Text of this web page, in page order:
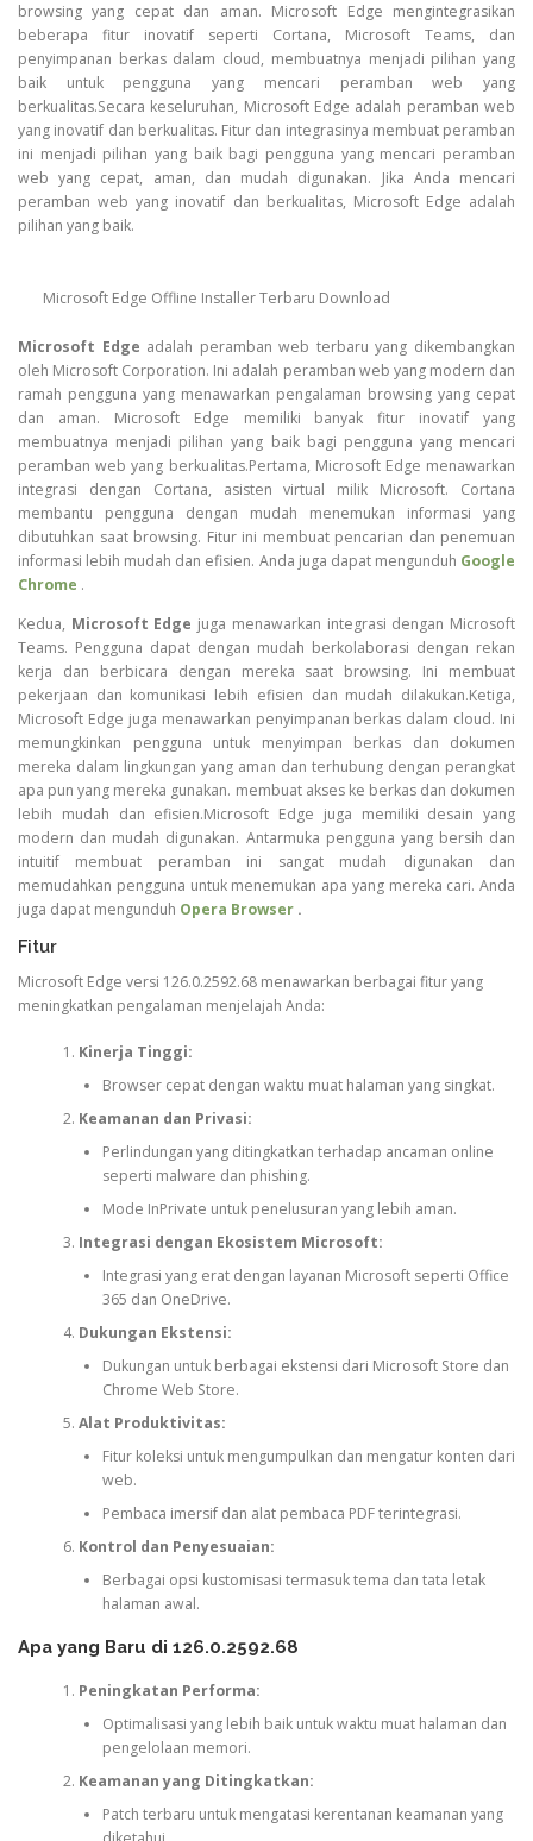
browsing yang cepat dan aman. Microsoft Edge mengintegrasikan
beberapa fitur inovatif seperti Cortana, Microsoft Teams, dan
penyimpanan berkas dalam cloud, membuatnya menjadi pilihan yang
baik untuk pengguna yang mencari peramban web yang
berkualitas.Secara keseluruhan, Microsoft Edge adalah peramban web
yang inovatif dan berkualitas. Fitur dan integrasinya membuat peramban
ini menjadi pilihan yang baik bagi pengguna yang mencari peramban
web yang cepat, aman, dan mudah digunakan. Jika Anda mencari
peramban web yang inovatif dan berkualitas, Microsoft Edge adalah
pilihan yang baik.
Microsoft Edge Offline Installer Terbaru Download
Microsoft Edge adalah peramban web terbaru yang dikembangkan
oleh Microsoft Corporation. Ini adalah peramban web yang modern dan
ramah pengguna yang menawarkan pengalaman browsing yang cepat
dan aman. Microsoft Edge memiliki banyak fitur inovatif yang
membuatnya menjadi pilihan yang baik bagi pengguna yang mencari
peramban web yang berkualitas.Pertama, Microsoft Edge menawarkan
integrasi dengan Cortana, asisten virtual milik Microsoft. Cortana
membantu pengguna dengan mudah menemukan informasi yang
dibutuhkan saat browsing. Fitur ini membuat pencarian dan penemuan
informasi lebih mudah dan efisien. Anda juga dapat mengunduh Google
Chrome .
Kedua, Microsoft Edge juga menawarkan integrasi dengan Microsoft
Teams. Pengguna dapat dengan mudah berkolaborasi dengan rekan
kerja dan berbicara dengan mereka saat browsing. Ini membuat
pekerjaan dan komunikasi lebih efisien dan mudah dilakukan.Ketiga,
Microsoft Edge juga menawarkan penyimpanan berkas dalam cloud. Ini
memungkinkan pengguna untuk menyimpan berkas dan dokumen
mereka dalam lingkungan yang aman dan terhubung dengan perangkat
apa pun yang mereka gunakan. membuat akses ke berkas dan dokumen
lebih mudah dan efisien.Microsoft Edge juga memiliki desain yang
modern dan mudah digunakan. Antarmuka pengguna yang bersih dan
intuitif membuat peramban ini sangat mudah digunakan dan
memudahkan pengguna untuk menemukan apa yang mereka cari. Anda
juga dapat mengunduh Opera Browser .
Fitur
Microsoft Edge versi 126.0.2592.68 menawarkan berbagai fitur yang
meningkatkan pengalaman menjelajah Anda:
Kinerja Tinggi:
Browser cepat dengan waktu muat halaman yang singkat.
Keamanan dan Privasi:
Perlindungan yang ditingkatkan terhadap ancaman online
seperti malware dan phishing.
Mode InPrivate untuk penelusuran yang lebih aman.
Integrasi dengan Ekosistem Microsoft:
Integrasi yang erat dengan layanan Microsoft seperti Office
365 dan OneDrive.
Dukungan Ekstensi:
Dukungan untuk berbagai ekstensi dari Microsoft Store dan
Chrome Web Store.
Alat Produktivitas:
Fitur koleksi untuk mengumpulkan dan mengatur konten dari
web.
Pembaca imersif dan alat pembaca PDF terintegrasi.
Kontrol dan Penyesuaian:
Berbagai opsi kustomisasi termasuk tema dan tata letak
halaman awal.
Apa yang Baru di 126.0.2592.68
Peningkatan Performa:
Optimalisasi yang lebih baik untuk waktu muat halaman dan
pengelolaan memori.
Keamanan yang Ditingkatkan:
Patch terbaru untuk mengatasi kerentanan keamanan yang